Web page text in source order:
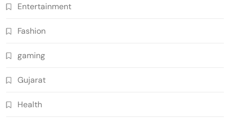
Entertainment
Fashion
gaming
Gujarat
Health